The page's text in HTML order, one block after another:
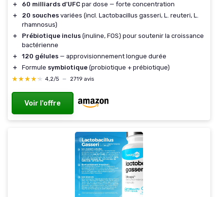
＋ 60 milliards d'UFC par dose — forte concentration
＋
20 souches variées (incl. Lactobacillus gasseri, L. reuteri, L.
rhamnosus)
＋
Prébiotique inclus (inuline, FOS) pour soutenir la croissance
bactérienne
＋
120 gélules — approvisionnement longue durée
＋
Formule symbiotique (probiotique + prébiotique)
★★★★★
★★★★★ 4,2/5 — 2719 avis
Voir l'offre